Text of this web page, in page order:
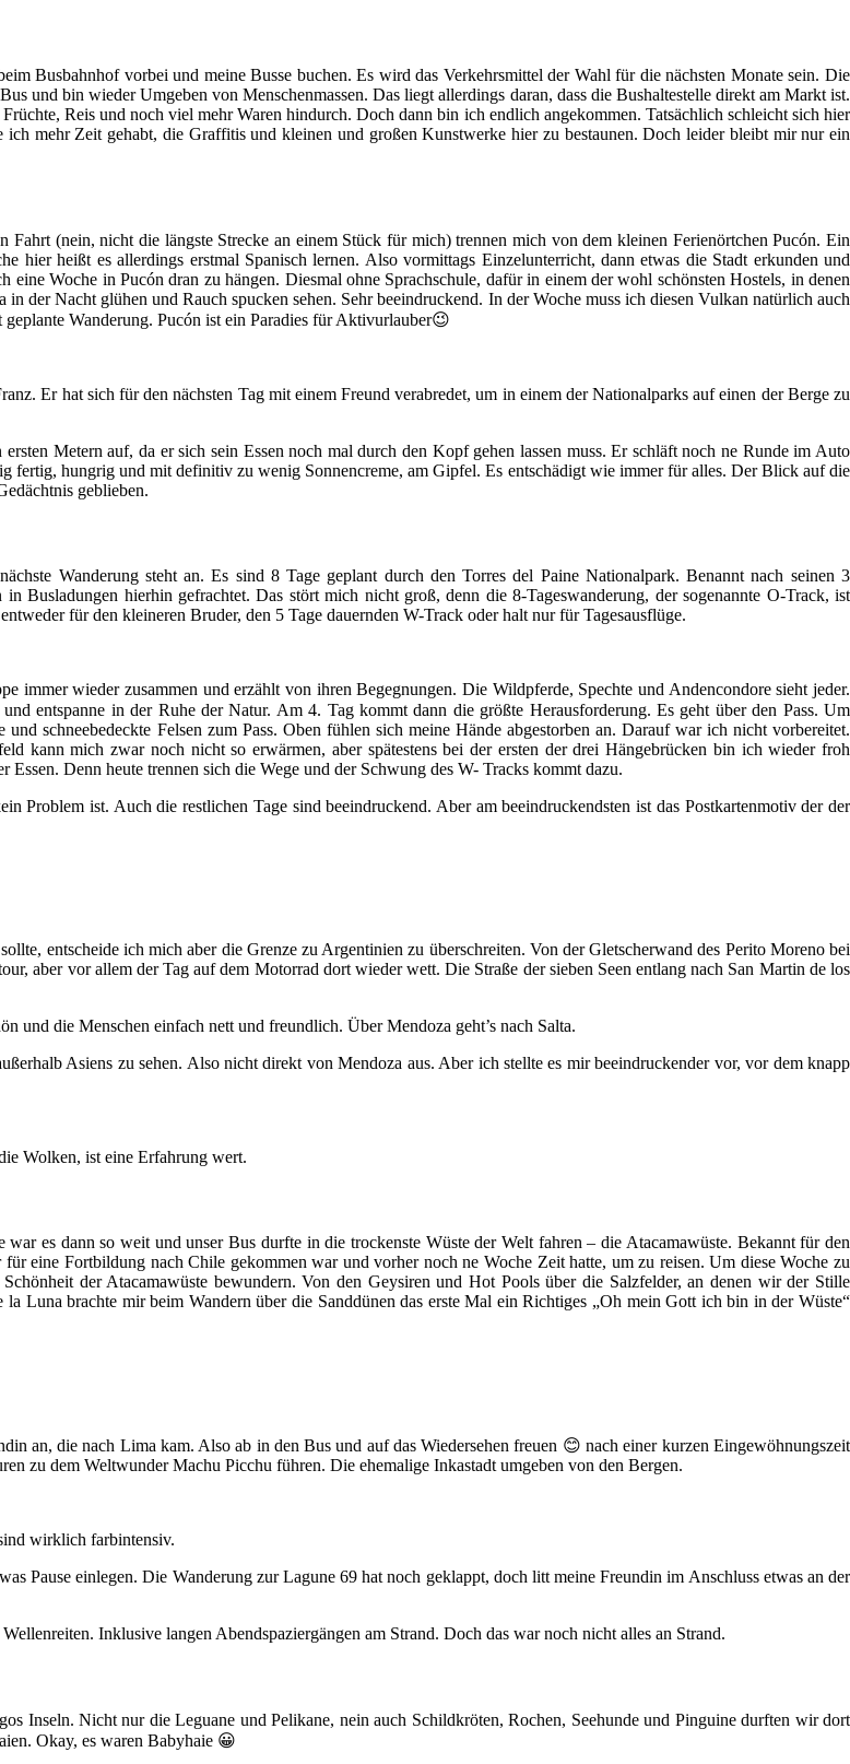
Busbahnhof vorbei und meine Busse buchen. Es wird das Verkehrsmittel der Wahl für die nächsten Monate sein. Die
und bin wieder Umgeben von Menschenmassen. Das liegt allerdings daran, dass die Bushaltestelle direkt am Markt ist.
Reis und noch viel mehr Waren hindurch. Doch dann bin ich endlich angekommen. Tatsächlich schleicht sich hier
mehr Zeit gehabt, die Graffitis und kleinen und großen Kunstwerke hier zu bestaunen. Doch leider bleibt mir nur ein
Fahrt (nein, nicht die längste Strecke an einem Stück für mich) trennen mich von dem kleinen Ferienörtchen Pucón. Ein
hier heißt es allerdings erstmal Spanisch lernen. Also vormittags Einzelunterricht, dann etwas die Stadt erkunden und
Woche in Pucón dran zu hängen. Diesmal ohne Sprachschule, dafür in einem der wohl schönsten Hostels, in denen
der Nacht glühen und Rauch spucken sehen. Sehr beeindruckend. In der Woche muss ich diesen Vulkan natürlich auch
Wanderung. Pucón ist ein Paradies für Aktivurlauber😉
Er hat sich für den nächsten Tag mit einem Freund verabredet, um in einem der Nationalparks auf einen der Berge zu
Metern auf, da er sich sein Essen noch mal durch den Kopf gehen lassen muss. Er schläft noch ne Runde im Auto
fertig, hungrig und mit definitiv zu wenig Sonnencreme, am Gipfel. Es entschädigt wie immer für alles. Der Blick auf die
geblieben.
Wanderung steht an. Es sind 8 Tage geplant durch den Torres del Paine Nationalpark. Benannt nach seinen 3
Busladungen hierhin gefrachtet. Das stört mich nicht groß, denn die 8-Tageswanderung, der sogenannte O-Track, ist
für den kleineren Bruder, den 5 Tage dauernden W-Track oder halt nur für Tagesausflüge.
immer wieder zusammen und erzählt von ihren Begegnungen. Die Wildpferde, Spechte und Andencondore sieht jeder.
entspanne in der Ruhe der Natur. Am 4. Tag kommt dann die größte Herausforderung. Es geht über den Pass. Um
schneebedeckte Felsen zum Pass. Oben fühlen sich meine Hände abgestorben an. Darauf war ich nicht vorbereitet.
kann mich zwar noch nicht so erwärmen, aber spätestens bei der ersten der drei Hängebrücken bin ich wieder froh
Denn heute trennen sich die Wege und der Schwung des W- Tracks kommt dazu.
Problem ist. Auch die restlichen Tage sind beeindruckend. Aber am beeindruckendsten ist das Postkartenmotiv der der
entscheide ich mich aber die Grenze zu Argentinien zu überschreiten. Von der Gletscherwand des Perito Moreno bei
aber vor allem der Tag auf dem Motorrad dort wieder wett. Die Straße der sieben Seen entlang nach San Martin de los
und die Menschen einfach nett und freundlich. Über Mendoza geht’s nach Salta.
Asiens zu sehen. Also nicht direkt von Mendoza aus. Aber ich stellte es mir beeindruckender vor, vor dem knapp
Wolken, ist eine Erfahrung wert.
es dann so weit und unser Bus durfte in die trockenste Wüste der Welt fahren – die Atacamawüste. Bekannt für den
eine Fortbildung nach Chile gekommen war und vorher noch ne Woche Zeit hatte, um zu reisen. Um diese Woche zu
der Atacamawüste bewundern. Von den Geysiren und Hot Pools über die Salzfelder, an denen wir der Stille
Luna brachte mir beim Wandern über die Sanddünen das erste Mal ein Richtiges „Oh mein Gott ich bin in der Wüste“
an, die nach Lima kam. Also ab in den Bus und auf das Wiedersehen freuen 😊 nach einer kurzen Eingewöhnungszeit
zu dem Weltwunder Machu Picchu führen. Die ehemalige Inkastadt umgeben von den Bergen.
wirklich farbintensiv.
Pause einlegen. Die Wanderung zur Lagune 69 hat noch geklappt, doch litt meine Freundin im Anschluss etwas an der
Inklusive langen Abendspaziergängen am Strand. Doch das war noch nicht alles an Strand.
Inseln. Nicht nur die Leguane und Pelikane, nein auch Schildkröten, Rochen, Seehunde und Pinguine durften wir dort
Okay, es waren Babyhaie 😀